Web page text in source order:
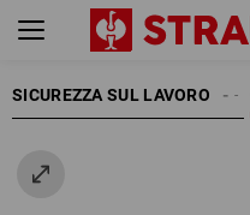
SICUREZZA SUL LAVORO
PROTEZIONE OCCHI